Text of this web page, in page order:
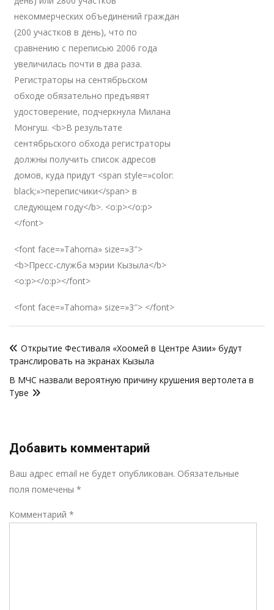
некоммерческих объединений граждан
(200 участков в день), что по
сравнению с переписью 2006 года
увеличилась почти в два раза.
Регистраторы на сентябрьском
обходе обязательно предъявят
удостоверение, подчеркнула Милана
Монгуш. <b>В результате
сентябрьского обхода регистраторы
должны получить список адресов
домов, куда придут <span style=»color:
black;»>переписчики</span> в
следующем году</b>. <o:p></o:p>
</font>
<font face=»Tahoma» size=»3″>
<b>Пресс-служба мэрии Кызыла</b>
<o:p></o:p></font>
<font face=»Tahoma» size=»3″> </font>
по
записям
Открытие Фестиваля «Хоомей в Центре Азии» будут
транслировать на экранах Кызыла
В МЧС назвали вероятную причину крушения вертолета в
Туве
Добавить комментарий
Ваш адрес email не будет опубликован. Обязательные
поля помечены *
Комментарий *